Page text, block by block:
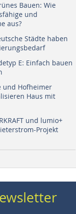
Bauen: Wie
und
aus?
Städte haben
E: Einfach bauen
und Hofheimer
Haus mit
und lumio+
Projekt